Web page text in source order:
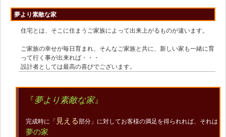
夢より素敵な家
住宅とは、そこに住まうご家族によって出来上がるものが違います。
ご家族の幸せが毎日育まれ、そんなご家族と共に、新しい家も一緒に育
って行く事が出来れば・・・
設計者としては最高の喜びでございます。
『夢より素敵な家』
完成時に「 見える部分」に対してお客様の満足を得られれば、それは
夢の家